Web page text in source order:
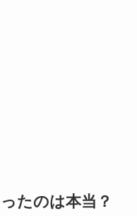
たのは本当？